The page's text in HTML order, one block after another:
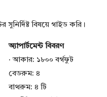
বিষয়ে গাইড করি।
অ্যাপার্টমেন্ট বিবরণ
· আকার: ১৮০০ বর্গফুট
বেডরুম: ৪
বাথরুম: ৪ টি